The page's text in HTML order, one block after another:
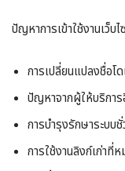
ปัญหาการเข้าใช้งานเว็บ
การเปลี่ยนแปลงชื่อโ
ปัญหาจากผู้ให้บริการ
การบำรุงรักษาระบบชั่
การใช้งานลิงก์เก่าที่